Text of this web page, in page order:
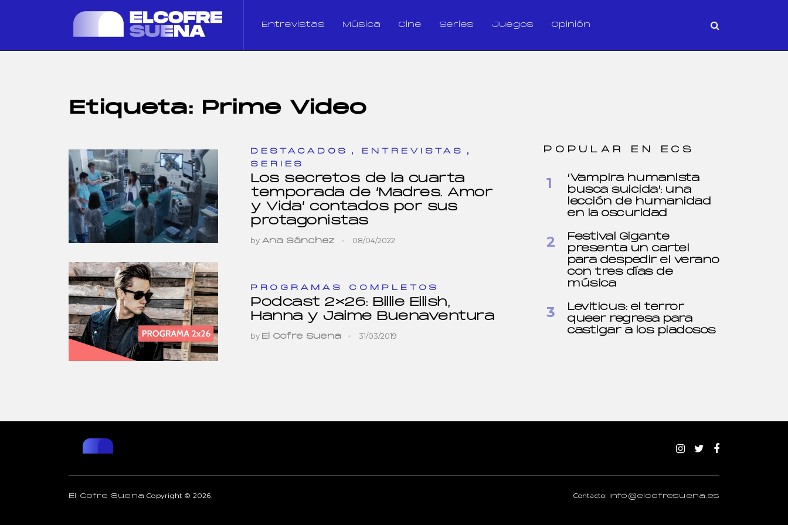
Entrevistas Música Cine Series Juegos Opinión
Etiqueta: Prime Video
DESTACADOS , ENTREVISTAS ,
SERIES
Los secretos de la cuarta
temporada de ‘Madres. Amor
y Vida’ contados por sus
protagonistas
by Ana Sánchez 08/04/2022
PROGRAMAS COMPLETOS
Podcast 2×26: Billie Eilish,
Hanna y Jaime Buenaventura
by El Cofre Suena 31/03/2019
POPULAR EN ECS
‘Vampira humanista
busca suicida’: una
lección de humanidad
en la oscuridad
Festival Gigante
presenta un cartel
para despedir el verano
con tres días de
música
Leviticus: el terror
queer regresa para
castigar a los piadosos
El Cofre Suena Copyright © 2026. Contacto: info@elcofresuena.es